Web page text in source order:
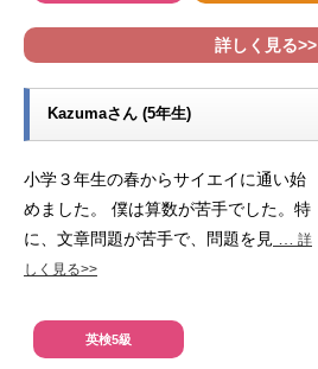
詳しく見る>>
Kazumaさん (5年生)
小学３年生の春からサイエイに通い始
めました。 僕は算数が苦手でした。特
に、文章問題が苦手で、問題を見
詳
しく見る>>
英検5級